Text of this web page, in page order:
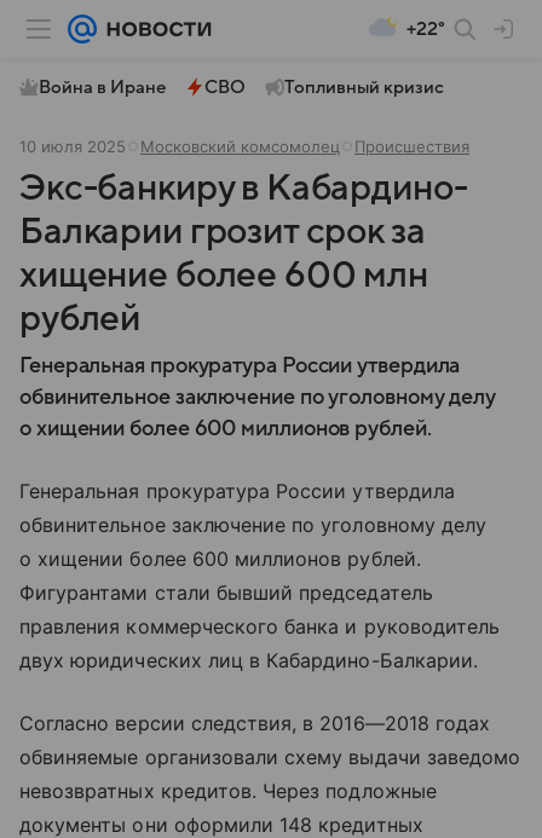
+22°
Война в Иране СВО Топливный кризис
10 июля 2025 Московский комсомолец Происшествия
Экс-банкиру в Кабардино-
Балкарии грозит срок за
хищение более 600 млн
рублей
Генеральная прокуратура России утвердила
обвинительное заключение по уголовному делу
о хищении более 600 миллионов рублей.
Генеральная прокуратура России утвердила
обвинительное заключение по уголовному делу
о хищении более 600 миллионов рублей.
Фигурантами стали бывший председатель
правления коммерческого банка и руководитель
двух юридических лиц в Кабардино-Балкарии.
Согласно версии следствия, в 2016—2018 годах
обвиняемые организовали схему выдачи заведомо
невозвратных кредитов. Через подложные
документы они оформили 148 кредитных